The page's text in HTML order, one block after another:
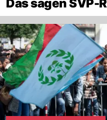
Das sagen SVP-